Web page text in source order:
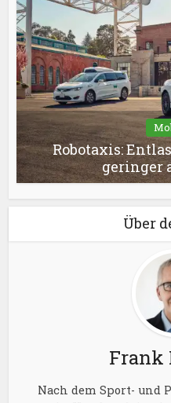
Robotaxis:
geringer
Über
Frank
Nach dem Sport-